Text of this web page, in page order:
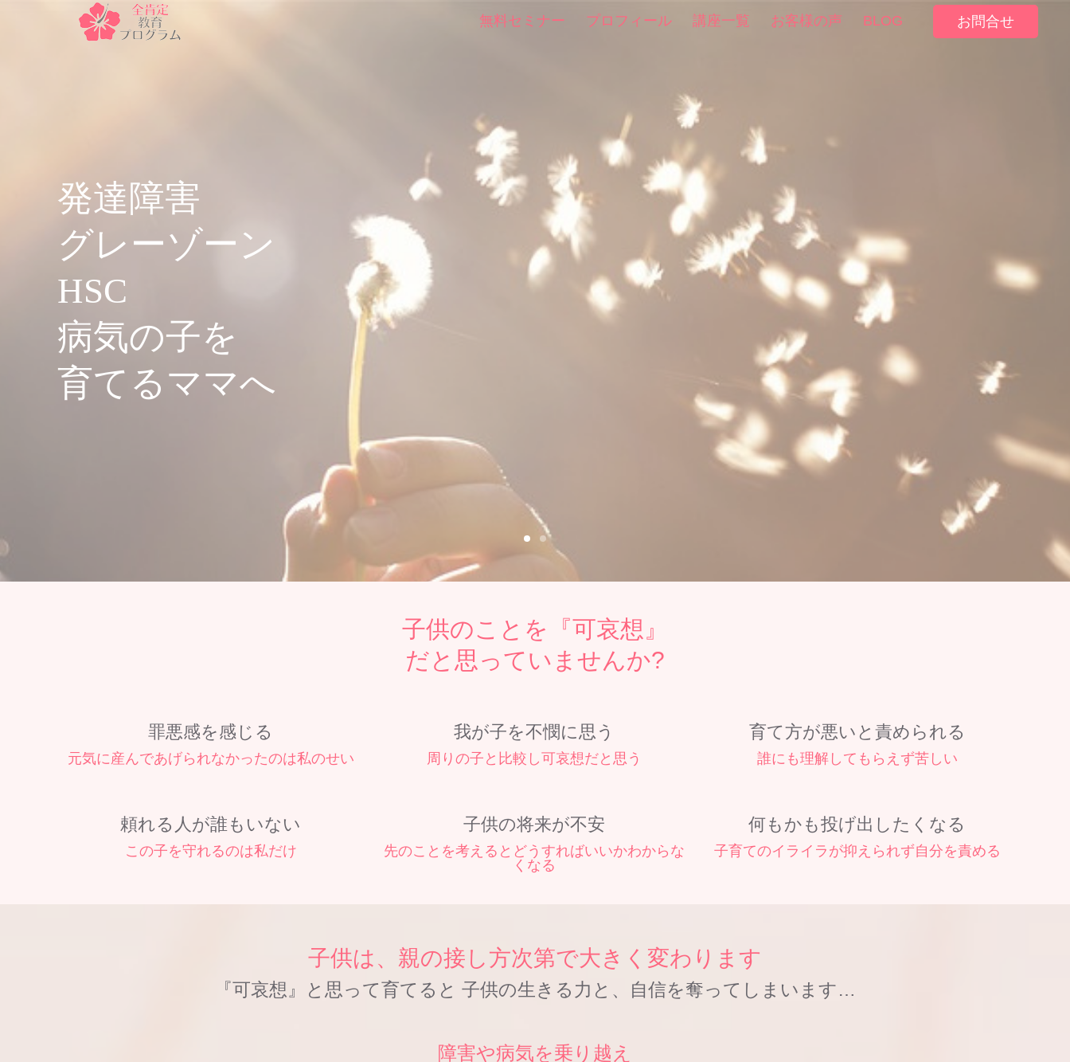
無料セミナー プロフィール 講座一覧 お客様の声 BLOG お問合せ
子供のことを『可哀想』
だと思っていませんか?
罪悪感を感じる
元気に産んであげられなかったのは私のせい
我が子を不憫に思う
周りの子と比較し可哀想だと思う
育て方が悪いと責められる
誰にも理解してもらえず苦しい
頼れる人が誰もいない
この子を守れるのは私だけ
子供の将来が不安
先のことを考えるとどうすればいいかわからな
くなる
何もかも投げ出したくなる
子育てのイライラが抑えられず自分を責める
子供は、親の接し方次第で大きく変わります
『可哀想』と思って育てると 子供の生きる力と、自信を奪ってしまいます…
障害や病気を乗り越え